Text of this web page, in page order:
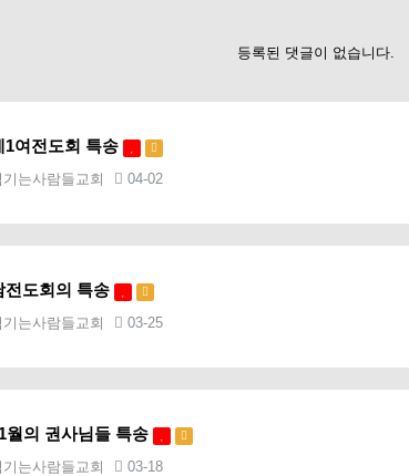
등록된 댓글이 없습니다.
1여전도회 특송
기는사람들교회 04-02
전도회의 특송
기는사람들교회 03-25
월의 권사님들 특송
기는사람들교회 03-18